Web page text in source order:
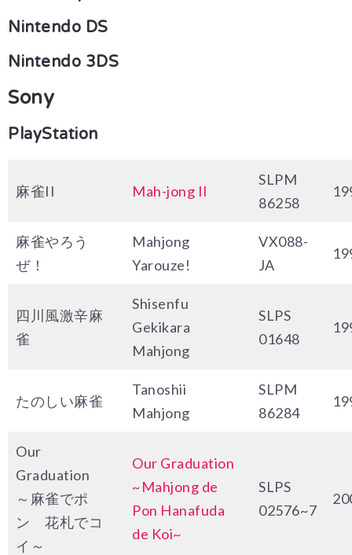
Nintendo DS
Nintendo 3DS
Sony
PlayStation
麻雀II Mah-jong II
SLPM
86258
麻雀やろう
ぜ！
Mahjong
Yarouze!
VX088-
JA
四川風激辛麻
雀
Shisenfu
Gekikara
Mahjong
SLPS
01648
たのしい麻雀
Tanoshii
Mahjong
SLPM
86284
Our
Graduation
～麻雀でポ
ン 花札でコ
イ～
Our Graduation
~Mahjong de
Pon Hanafuda
de Koi~
SLPS
02576~7